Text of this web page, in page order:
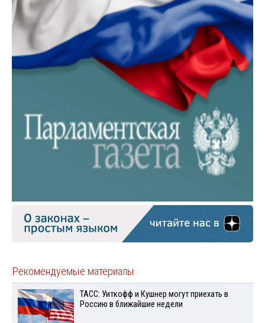
Рекомендуемые материалы
ТАСС: Уиткофф и Кушнер могут приехать в
Россию в ближайшие недели